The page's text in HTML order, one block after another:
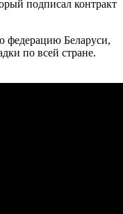
подписал контракт
федерацию Беларуси,
по всей стране.